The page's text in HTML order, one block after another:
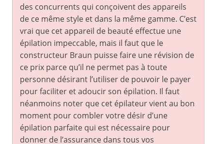
des concurrents qui conçoivent des appareils
de ce même style et dans la même gamme. C’est
vrai que cet appareil de beauté effectue une
épilation impeccable, mais il faut que le
constructeur Braun puisse faire une révision de
ce prix parce qu’il ne permet pas à toute
personne désirant l’utiliser de pouvoir le payer
pour faciliter et adoucir son épilation. Il faut
néanmoins noter que cet épilateur vient au bon
moment pour combler votre désir d’une
épilation parfaite qui est nécessaire pour
donner de l’assurance dans tous vos